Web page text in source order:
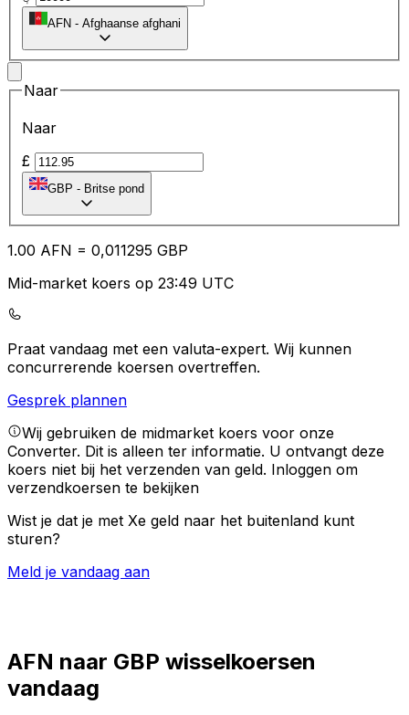
AFN - Afghaanse afghani
Naar
Naar
£
GBP - Britse pond
1.00 AFN = 0,011295 GBP
Mid-market koers op 23:49 UTC
Praat vandaag met een valuta-expert. Wij kunnen
concurrerende koersen overtreffen.
Gesprek plannen
Wij gebruiken de midmarket koers voor onze
Converter. Dit is alleen ter informatie. U ontvangt deze
koers niet bij het verzenden van geld. Inloggen om
verzendkoersen te bekijken
Wist je dat je met Xe geld naar het buitenland kunt
sturen?
Meld je vandaag aan
AFN naar GBP wisselkoersen
vandaag